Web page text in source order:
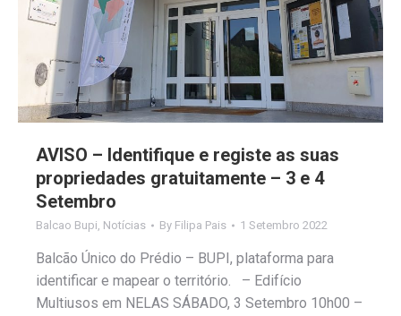
AVISO – Identifique e registe as suas
propriedades gratuitamente – 3 e 4
Setembro
Balcao Bupi, Notícias By Filipa Pais 1 Setembro 2022
Balcão Único do Prédio – BUPI, plataforma para
identificar e mapear o território. – Edifício
Multiusos em NELAS SÁBADO, 3 Setembro 10h00 –